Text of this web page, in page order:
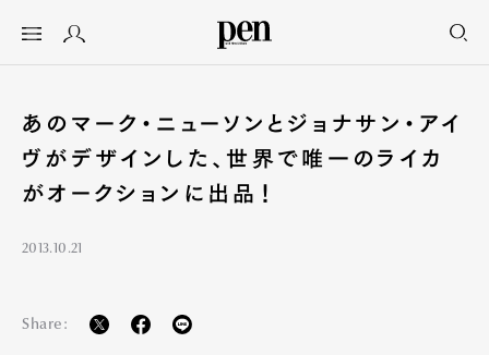
あのマーク・ニューソンとジョナサン・アイ
ヴがデザインした、世界で唯一のライカ
がオークションに出品！
2013.10.21
Share: